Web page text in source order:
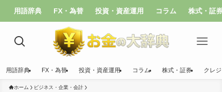
用語辞典 FX・為替 投資・資産運用 コラム 株式・証
用語辞典 FX・為替 投資・資産運用 コラム 株式・証券 クレ
ホーム ビジネス・企業・会計